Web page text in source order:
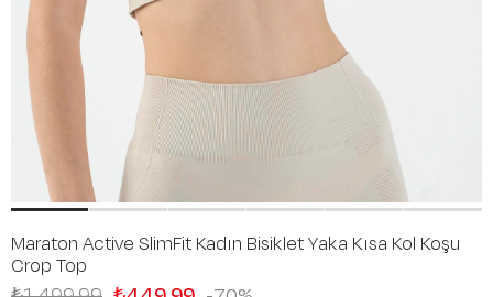
Maraton Active SlimFit Kadın Bisiklet Yaka Kısa Kol Koşu
Crop Top